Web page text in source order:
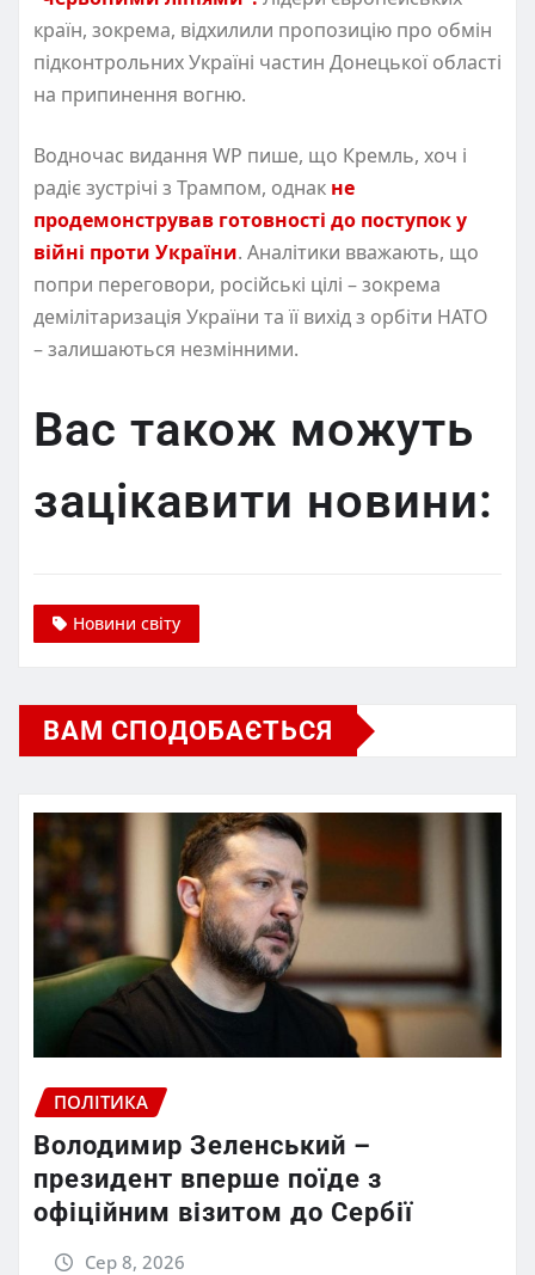
країн, зокрема, відхилили пропозицію про обмін
підконтрольних Україні частин Донецької області
на припинення вогню.
Водночас видання WP пише, що Кремль, хоч і
радіє зустрічі з Трампом, однак не
продемонстрував готовності до поступок у
війні проти України. Аналітики вважають, що
попри переговори, російські цілі – зокрема
демілітаризація України та її вихід з орбіти НАТО
– залишаються незмінними.
Вас також можуть
зацікавити новини:
Новини світу
ВАМ СПОДОБАЄТЬСЯ
ПОЛІТИКА
Володимир Зеленський –
президент вперше поїде з
офіційним візитом до Сербії
Сер 8, 2026